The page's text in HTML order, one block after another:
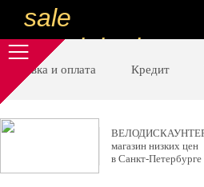
sale
special price
sale
низкие цены
вот дешево
Доставка и оплата Кредит
магазин низких цен
в Санкт-Петербурге